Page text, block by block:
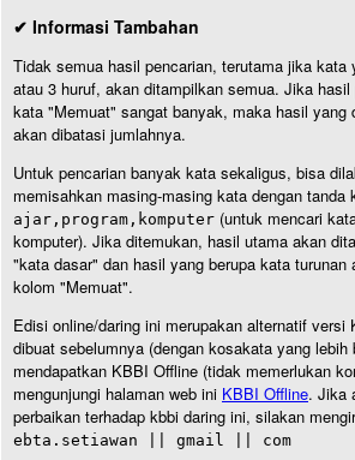
✔ Informasi Tambahan
Tidak semua hasil pencarian, terutama jika kata
atau 3 huruf, akan ditampilkan semua. Jika
kata "Memuat" sangat banyak, maka hasil yang
akan dibatasi jumlahnya.
Untuk pencarian banyak kata sekaligus, bisa
memisahkan masing-masing kata dengan tanda
ajar,program,komputer (untuk mencari
komputer). Jika ditemukan, hasil utama akan
"kata dasar" dan hasil yang berupa kata turunan
kolom "Memuat".
Edisi online/daring ini merupakan alternatif versi
dibuat sebelumnya (dengan kosakata yang
mendapatkan KBBI Offline (tidak memerlukan
mengunjungi halaman web ini KBBI Offline. Jika
perbaikan terhadap kbbi daring ini, silakan
ebta.setiawan || gmail || com